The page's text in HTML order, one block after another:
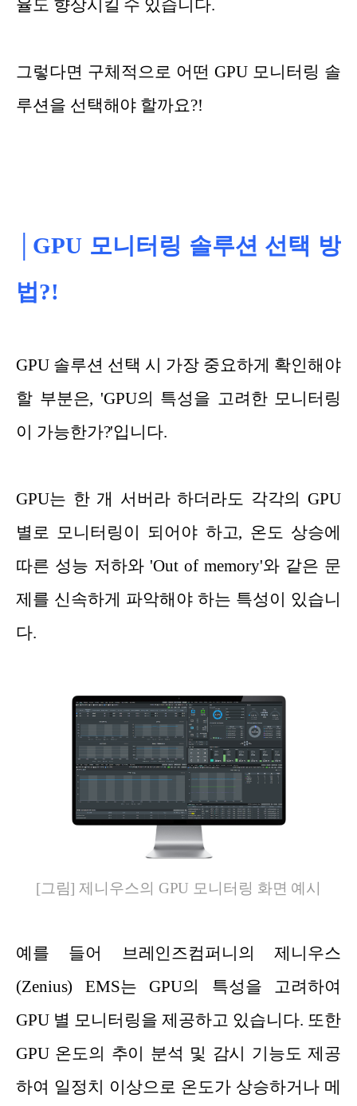
율도 향상시킬 수 있습니다.
그렇다면 구체적으로 어떤 GPU 모니터링 솔
루션을 선택해야 할까요?!
│GPU 모니터링 솔루션 선택 방
법?!
GPU 솔루션 선택 시 가장 중요하게 확인해야
할 부분은, 'GPU의 특성을 고려한 모니터링
이 가능한가?'입니다.
GPU는 한 개 서버라 하더라도 각각의 GPU
별로 모니터링이 되어야 하고, 온도 상승에
따른 성능 저하와 'Out of memory'와 같은 문
제를 신속하게 파악해야 하는 특성이 있습니
다.
[그림] 제니우스의 GPU 모니터링 화면 예시
예를 들어 브레인즈컴퍼니의 제니우스
(Zenius) EMS는 GPU의 특성을 고려하여
GPU 별 모니터링을 제공하고 있습니다. 또한
GPU 온도의 추이 분석 및 감시 기능도 제공
하여 일정치 이상으로 온도가 상승하거나 메